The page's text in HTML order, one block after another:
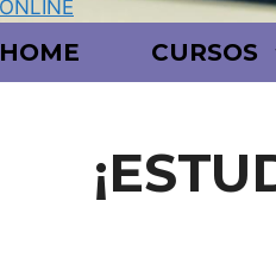
HOME CURSOS
¡